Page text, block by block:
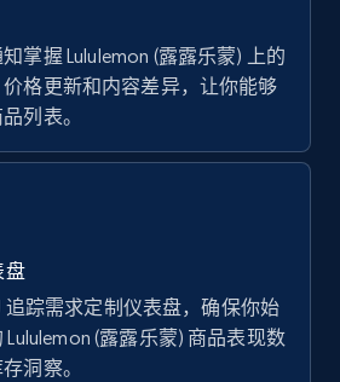
Currency, Gtin,
urls, Top reviews, and
掌握 Lululemon (露露乐蒙) 上的
格更新和内容差异，让你能够
列表。
盘
追踪需求定制仪表盘，确保你始
(露露乐蒙) 商品表现数
洞察。